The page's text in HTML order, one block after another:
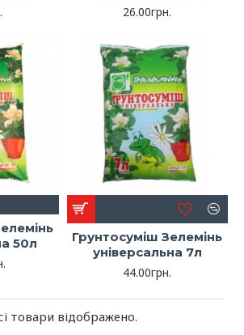
26.00грн.
50л
Грунтосуміш Зелемінь
універсальна 7л
44.00грн.
товари відображено.